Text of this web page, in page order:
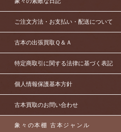
ご注文方法・お支払い・配送について
古本の出張買取Ｑ＆Ａ
特定商取引に関する法律に基づく表記
個人情報保護基本方針
古本買取のお問い合わせ
象々の本棚 古本ジャンル